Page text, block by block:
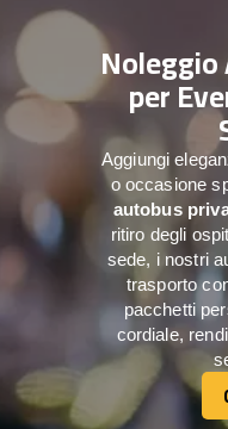
per
Aggiungi
o occasione
autobus
ritiro degli
sede, i nostri
trasporto
pacchetti
cordiale,